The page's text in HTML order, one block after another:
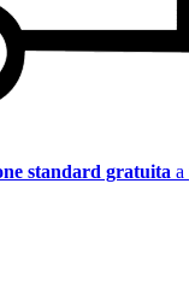
standard gratuita a